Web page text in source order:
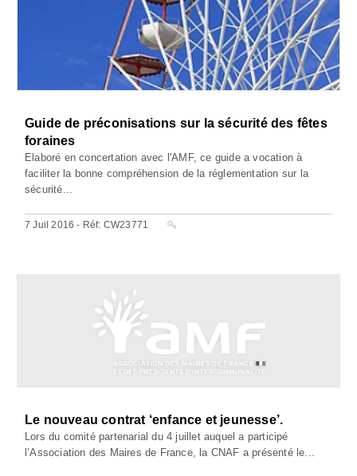
Guide de préconisations sur la sécurité des fêtes
foraines
Elaboré en concertation avec l'AMF, ce guide a vocation à
faciliter la bonne compréhension de la réglementation sur la
sécurité...
7 Juil 2016 - Réf: CW23771
Le nouveau contrat ‘enfance et jeunesse’.
Lors du comité partenarial du 4 juillet auquel a participé
l’Association des Maires de France, la CNAF a présenté le...